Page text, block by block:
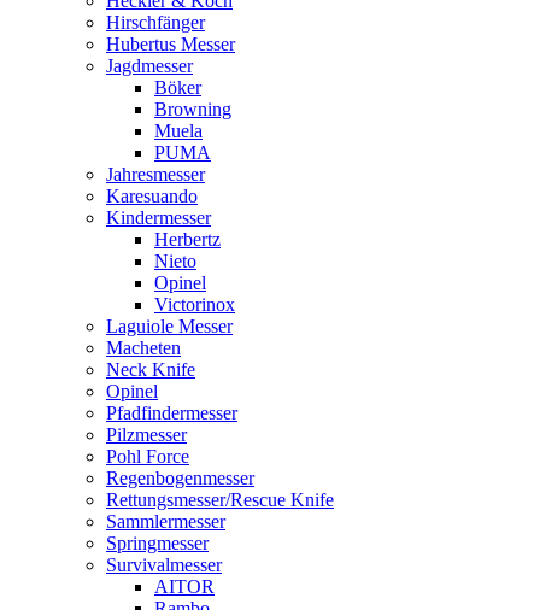
Hirschfänger
Hubertus Messer
Jagdmesser
Böker
Browning
Muela
PUMA
Jahresmesser
Karesuando
Kindermesser
Herbertz
Nieto
Opinel
Victorinox
Laguiole Messer
Macheten
Neck Knife
Opinel
Pfadfindermesser
Pilzmesser
Pohl Force
Regenbogenmesser
Rettungsmesser/Rescue Knife
Sammlermesser
Springmesser
Survivalmesser
AITOR